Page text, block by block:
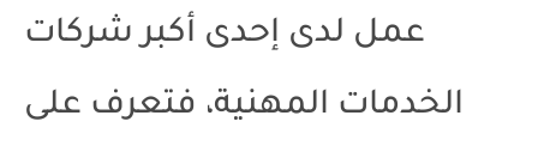
عمل لدى إحدى أكبر شركات
الخدمات المهنية، فتعرف على